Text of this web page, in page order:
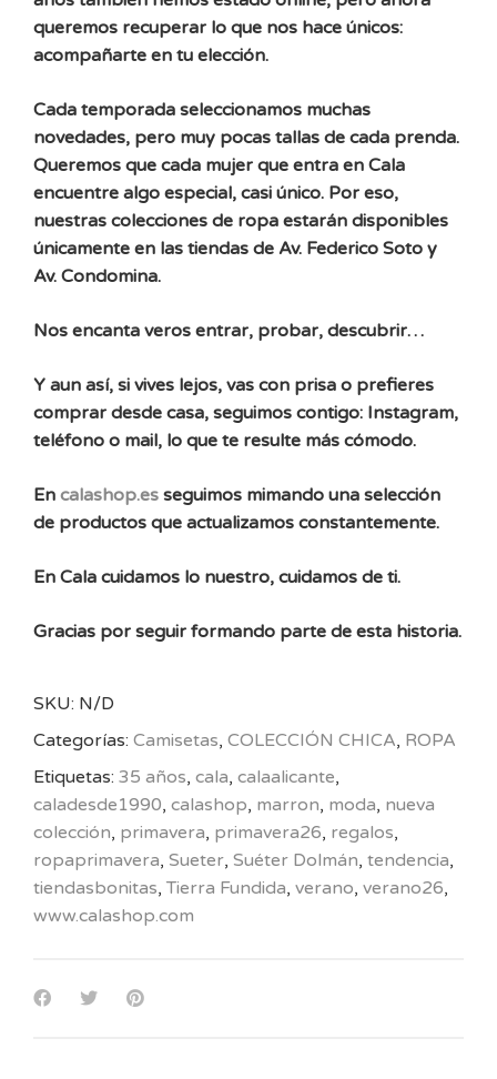
queremos recuperar lo que nos hace únicos:
acompañarte en tu elección.
Cada temporada seleccionamos muchas
novedades, pero muy pocas tallas de cada prenda.
Queremos que cada mujer que entra en Cala
encuentre algo especial, casi único. Por eso,
nuestras colecciones de ropa estarán disponibles
únicamente en las tiendas de Av. Federico Soto y
Av. Condomina.
Nos encanta veros entrar, probar, descubrir…
Y aun así, si vives lejos, vas con prisa o prefieres
comprar desde casa, seguimos contigo: Instagram,
teléfono o mail, lo que te resulte más cómodo.
En calashop.es seguimos mimando una selección
de productos que actualizamos constantemente.
En Cala cuidamos lo nuestro, cuidamos de ti.
Gracias por seguir formando parte de esta historia.
SKU: N/D
Categorías: Camisetas, COLECCIÓN CHICA, ROPA
Etiquetas: 35 años, cala, calaalicante,
caladesde1990, calashop, marron, moda, nueva
colección, primavera, primavera26, regalos,
ropaprimavera, Sueter, Suéter Dolmán, tendencia,
tiendasbonitas, Tierra Fundida, verano, verano26,
www.calashop.com